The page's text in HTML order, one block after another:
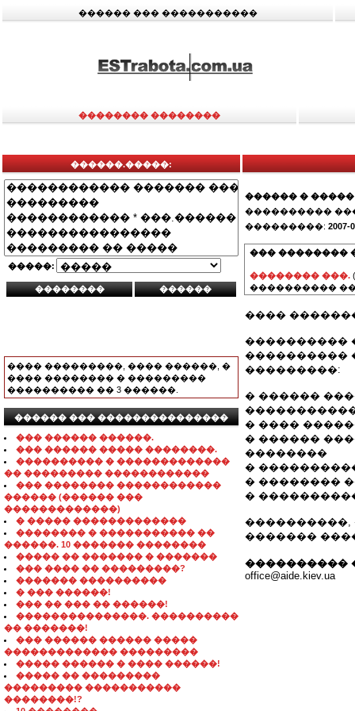
������ ��� �����������
�������� ��������
������.�����:
�����:
���� ���������, ���� ������, �
���� �������� � ���������
���������� �� 3 ������.
������ ��� ���������������
��� ������ ������.
��� ������ ����� ��������.
���������� � �������������
�� ��������� ������������
��� �������� ������������
������ (������ ���
�������������)
� ����� �������������
�������� � ����������� ��
������. 10 ������� ��������
����� �� ������� � �������
��� ���� �� ���������?
������� ����������
� ��� ������!
��� �� ��� �� ������!
���������������. ����������
�� �������!
��� ������ ������ �����
������������� ���������
����� ������ � ���� ������!
����� �� ���������
��������� �����������
��������!?
������ � �����
����������
���������: 2007-
��� ��������
�������� ���.
����������
����
����������
����������
���������:
� ������
� ����
� ������
��������
�
� ��������
�
����������,
�������
����������
office@aide.kiev.ua